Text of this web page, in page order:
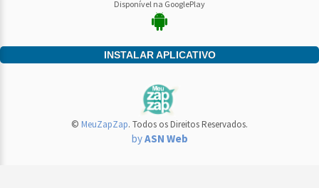
Disponível na GooglePlay
INSTALAR APLICATIVO
© MeuZapZap. Todos os Direitos Reservados.
byASN Web